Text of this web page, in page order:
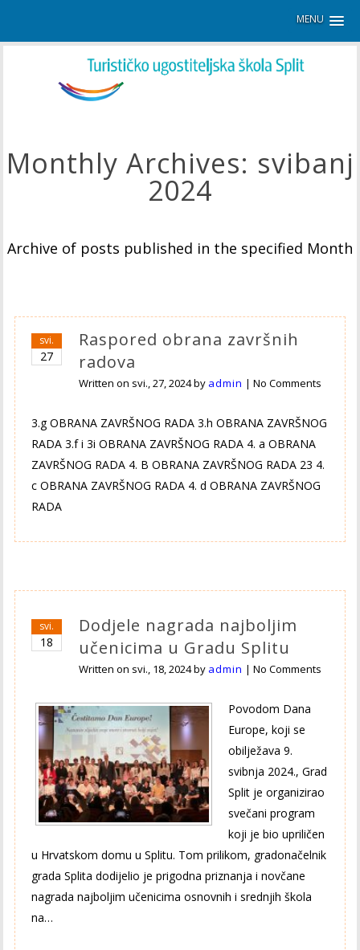
MENU
Monthly Archives: svibanj
2024
Archive of posts published in the specified Month
svi.
27
Raspored obrana završnih
radova
Written on svi., 27, 2024by admin |No Comments
3.g OBRANA ZAVRŠNOG RADA 3.h OBRANA ZAVRŠNOG
RADA 3.f i 3i OBRANA ZAVRŠNOG RADA 4. a OBRANA
ZAVRŠNOG RADA 4. B OBRANA ZAVRŠNOG RADA 23 4.
c OBRANA ZAVRŠNOG RADA 4. d OBRANA ZAVRŠNOG
RADA
svi.
18
Dodjele nagrada najboljim
učenicima u Gradu Splitu
Written on svi., 18, 2024by admin |No Comments
Povodom Dana
Europe, koji se
obilježava 9.
svibnja 2024., Grad
Split je organizirao
svečani program
koji je bio upriličen
u Hrvatskom domu u Splitu. Tom prilikom, gradonačelnik
grada Splita dodijelio je prigodna priznanja i novčane
nagrada najboljim učenicima osnovnih i srednjih škola
na…